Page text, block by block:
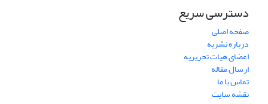
دسترسی سریع
صفحه اصلی
درباره نشریه
اعضای هیات تحریریه
ارسال مقاله
تماس با ما
نقشه سایت